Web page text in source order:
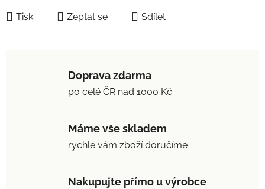
Tisk Zeptat se Sdílet
Doprava zdarma
po celé ČR nad 1000 Kč
Máme vše skladem
rychle vám zboží doručíme
Nakupujte přímo u výrobce